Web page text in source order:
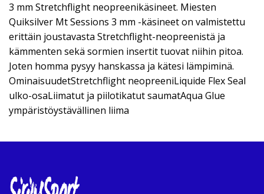
3 mm Stretchflight neopreenikäsineet. Miesten
Quiksilver Mt Sessions 3 mm -käsineet on valmistettu
erittäin joustavasta Stretchflight-neopreenistä ja
kämmenten sekä sormien insertit tuovat niihin pitoa.
Joten homma pysyy hanskassa ja kätesi lämpiminä.
OminaisuudetStretchflight neopreeniLiquide Flex Seal
ulko-osaLiimatut ja piilotikatut saumatAqua Glue
ympäristöystävällinen liima